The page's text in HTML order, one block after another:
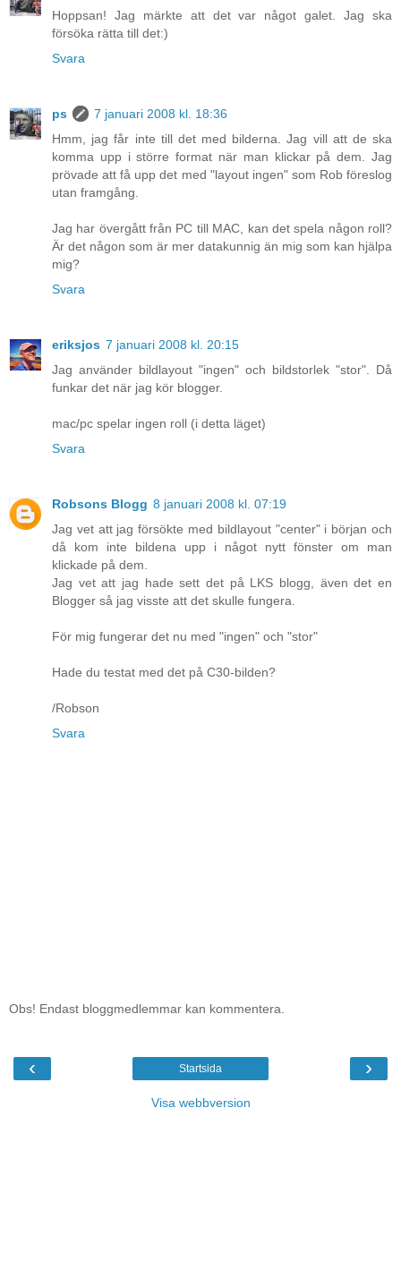
Hoppsan! Jag märkte att det var något galet. Jag ska
försöka rätta till det:)
Svara
ps
7 januari 2008 kl. 18:36
Hmm, jag får inte till det med bilderna. Jag vill att de ska
komma upp i större format när man klickar på dem. Jag
prövade att få upp det med "layout ingen" som Rob föreslog
utan framgång.
Jag har övergått från PC till MAC, kan det spela någon roll?
Är det någon som är mer datakunnig än mig som kan hjälpa
mig?
Svara
eriksjos 7 januari 2008 kl. 20:15
Jag använder bildlayout "ingen" och bildstorlek "stor". Då
funkar det när jag kör blogger.
mac/pc spelar ingen roll (i detta läget)
Svara
Robsons Blogg 8 januari 2008 kl. 07:19
Jag vet att jag försökte med bildlayout "center" i början och
då kom inte bildena upp i något nytt fönster om man
klickade på dem.
Jag vet att jag hade sett det på LKS blogg, även det en
Blogger så jag visste att det skulle fungera.
För mig fungerar det nu med "ingen" och "stor"
Hade du testat med det på C30-bilden?
/Robson
Svara
Obs! Endast bloggmedlemmar kan kommentera.
‹ ›
Startsida
Visa webbversion